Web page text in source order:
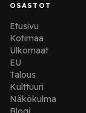
OSASTOT
Etusivu
Kotimaa
Ulkomaat
EU
Talous
Kulttuuri
Näkökulma